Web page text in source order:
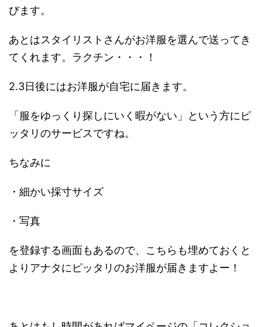
びます。
あとはスタイリストさんがお洋服を選んで送ってき
てくれます。ラクチン・・・！
2.3日後にはお洋服が自宅に届きます。
「服をゆっくり探しにいく暇がない」という方にピ
ッタリのサービスですね。
ちなみに
・細かい採寸サイズ
・写真
を登録する画面もあるので、こちらも埋めておくと
よりアナタにピッタリのお洋服が届きますよー！